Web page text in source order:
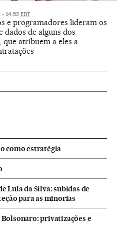
- 14:52 EDT
e programadores lideram os
dados de alguns dos
atribuem a eles a
como estratégia
Lula da Silva: subidas de
para as minorias
privatizações e